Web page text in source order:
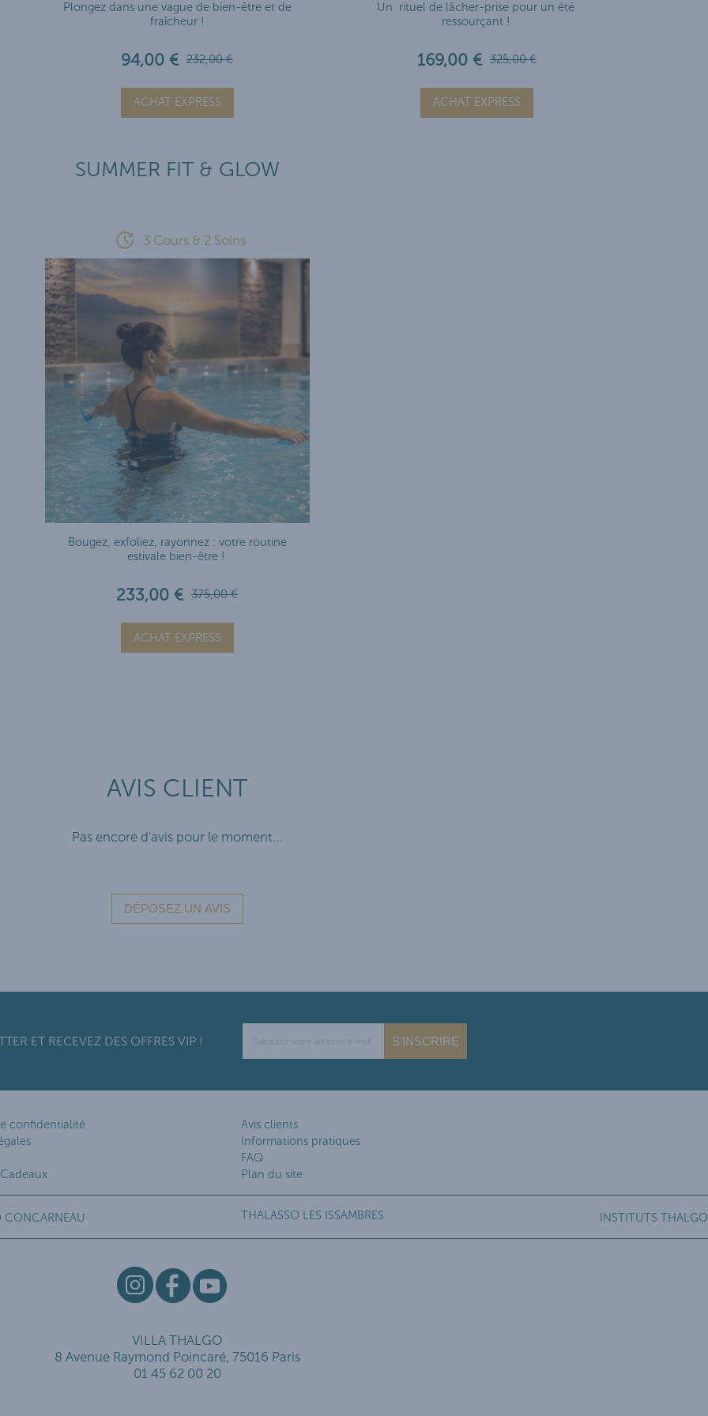
Options
de confidentialité, en garantissant la conformité avec les réglementations. Personnalisez vos préférences
Plongez dans une vague de bien-être et de
fraîcheur !
94,00 € 232,00 €
ACHAT EXPRESS
Un rituel de lâcher-prise pour un été
ressourçant !
169,00 € 325,00 €
ACHAT EXPRESS
SUMMER FIT & GLOW
3 Cours & 2 Soins
Bougez, exfoliez, rayonnez : votre routine
estivale bien-être !
233,00 € 375,00 €
ACHAT EXPRESS
AVIS CLIENT
Pas encore d'avis pour le moment...
ET RECEVEZ DES OFFRES VIP ! S'INSCRIRE
confidentialité
Cadeaux
Avis clients
Informations pratiques
FAQ
Plan du site
CONCARNEAU THALASSO LES ISSAMBRES INSTITUTS THALGO
VILLA THALGO
8 Avenue Raymond Poincaré, 75016 Paris
01 45 62 00 20